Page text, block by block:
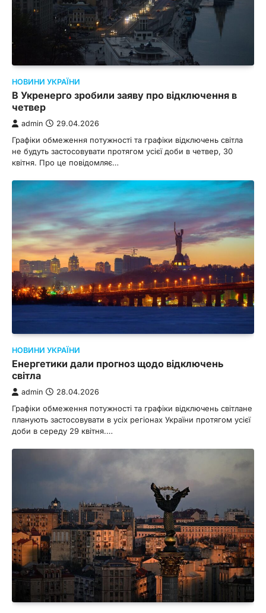
НОВИНИ УКРАЇНИ
В Укренерго зробили заяву про відключення в
четвер
admin 29.04.2026
Графіки обмеження потужності та графіки відключень світла
не будуть застосовувати протягом усієї доби в четвер, 30
квітня. Про це повідомляє…
НОВИНИ УКРАЇНИ
Енергетики дали прогноз щодо відключень
світла
admin 28.04.2026
Графіки обмеження потужності та графіки відключень світлане
планують застосовувати в усіх регіонах України протягом усієї
доби в середу 29 квітня.…